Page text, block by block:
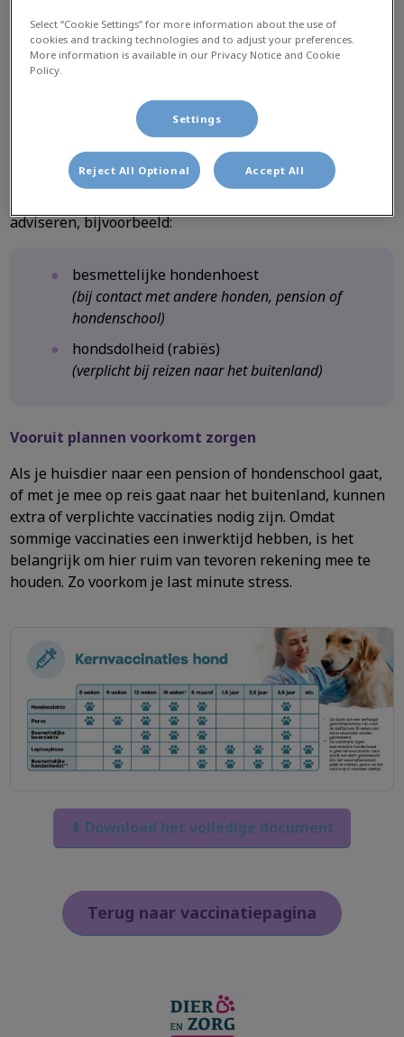
hondenziekte (distemper)
besmettelijke leverziekte (hepatitis/HCC)
de ziekte van Weil (leptospirose)
adviseren, bijvoorbeeld:
besmettelijke hondenhoest
(bij contact met andere honden, pension of
hondenschool)
hondsdolheid (rabiës)
(verplicht bij reizen naar het buitenland)
Vooruit plannen voorkomt zorgen
Als je huisdier naar een pension of hondenschool gaat,
of met je mee op reis gaat naar het buitenland, kunnen
extra of verplichte vaccinaties nodig zijn. Omdat
sommige vaccinaties een inwerktijd hebben, is het
belangrijk om hier ruim van tevoren rekening mee te
houden. Zo voorkom je last minute stress.
⬇ Download het volledige document
Terug naar vaccinatiepagina
Select “Cookie Settings” for more information about the use of
cookies and tracking technologies and to adjust your preferences.
More information is available in our Privacy Notice and Cookie
Policy.
Settings
Reject All Optional Accept All